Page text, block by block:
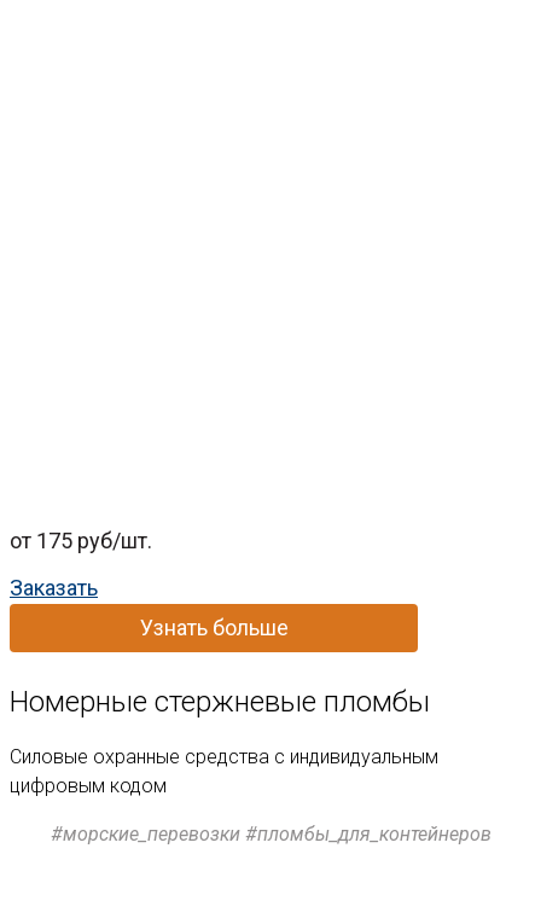
от 175 руб/шт.
Заказать
Узнать больше
Номерные стержневые пломбы
Cиловые охранные средства с индивидуальным
цифровым кодом
#морские_перевозки #пломбы_для_контейнеров